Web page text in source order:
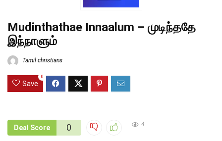
Mudinthathae Innaalum – முடிந்ததே
இந்நாளும்
Tamil christians
Save
0
Deal Score 0 4